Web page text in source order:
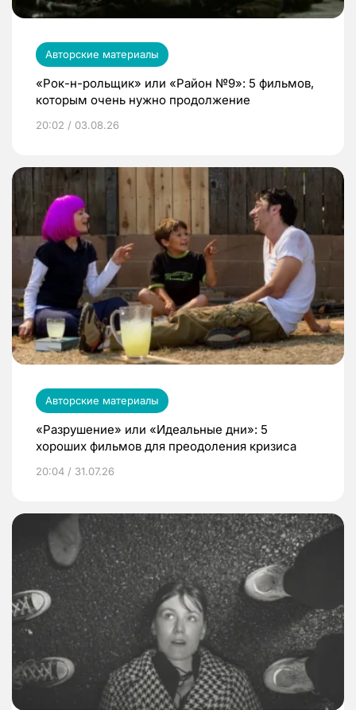
Авторские материалы
«Рок-н-рольщик» или «Район №9»: 5 фильмов,
которым очень нужно продолжение
20:02 / 03.08.26
Авторские материалы
«Разрушение» или «Идеальные дни»: 5
хороших фильмов для преодоления кризиса
20:04 / 31.07.26